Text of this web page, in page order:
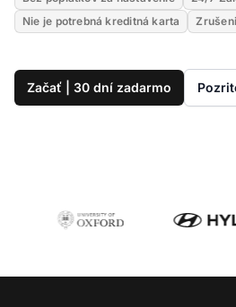
Nie je potrebná kreditná karta
Začať | 30 dní zadarmo